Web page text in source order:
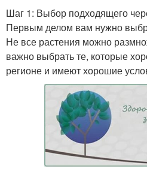
Шаг 1: Выбор подходящего
Первым делом вам нужно
Не все растения можно
важно выбрать те, которые
регионе и имеют хорошие